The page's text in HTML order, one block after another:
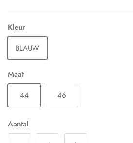
Kleur
BLAUW
Maat
44
46
Aantal